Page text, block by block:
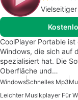
CoolPlayer Portable
Windows, die sich auf
spezialisiert hat. Die
Oberfläche und…
WindowsSchnelles Mp3
Leichter Musikplayer Für